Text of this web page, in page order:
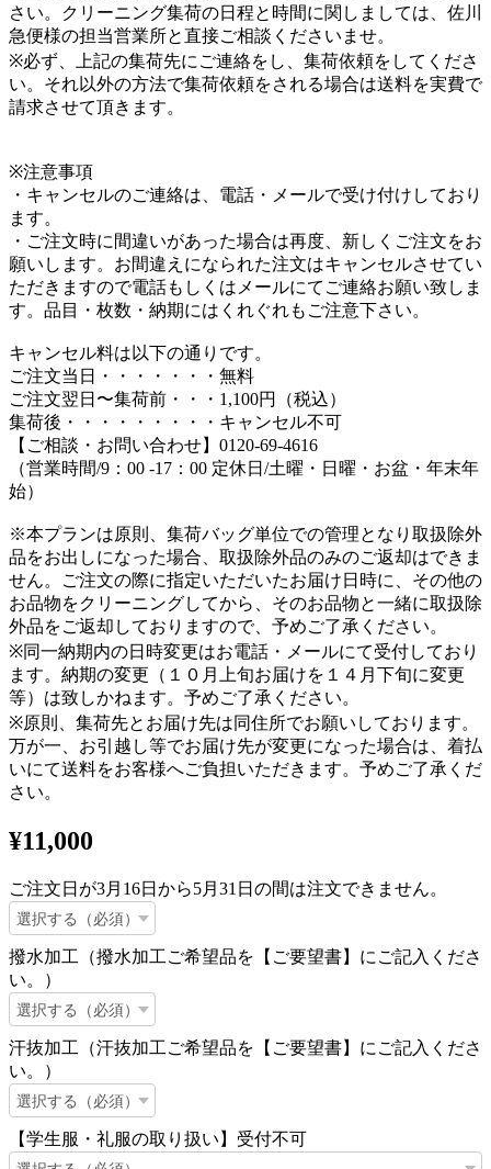
さい。クリーニング集荷の日程と時間に関しましては、佐川
急便様の担当営業所と直接ご相談くださいませ。
※必ず、上記の集荷先にご連絡をし、集荷依頼をしてくださ
い。それ以外の方法で集荷依頼をされる場合は送料を実費で
請求させて頂きます。
※注意事項
・キャンセルのご連絡は、電話・メールで受け付けしており
ます。
・ご注文時に間違いがあった場合は再度、新しくご注文をお
願いします。お間違えになられた注文はキャンセルさせてい
ただきますので電話もしくはメールにてご連絡お願い致しま
す。品目・枚数・納期にはくれぐれもご注意下さい。
キャンセル料は以下の通りです。
ご注文当日・・・・・・・無料
ご注文翌日〜集荷前・・・1,100円（税込）
集荷後・・・・・・・・・キャンセル不可
【ご相談・お問い合わせ】0120-69-4616
（営業時間/9：00 -17：00 定休日/土曜・日曜・お盆・年末年
始）
※本プランは原則、集荷バッグ単位での管理となり取扱除外
品をお出しになった場合、取扱除外品のみのご返却はできま
せん。ご注文の際に指定いただいたお届け日時に、その他の
お品物をクリーニングしてから、そのお品物と一緒に取扱除
外品をご返却しておりますので、予めご了承ください。
※同一納期内の日時変更はお電話・メールにて受付しており
ます。納期の変更（１０月上旬お届けを１４月下旬に変更
等）は致しかねます。予めご了承ください。
※原則、集荷先とお届け先は同住所でお願いしております。
万が一、お引越し等でお届け先が変更になった場合は、着払
いにて送料をお客様へご負担いただきます。予めご了承くだ
さい。
¥11,000
ご注文日が3月16日から5月31日の間は注文できません。
撥水加工（撥水加工ご希望品を【ご要望書】にご記入くださ
い。）
汗抜加工（汗抜加工ご希望品を【ご要望書】にご記入くださ
い。）
【学生服・礼服の取り扱い】受付不可